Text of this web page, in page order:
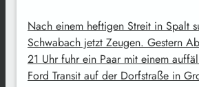
Nach einem heftigen Streit in Spalt
Schwabach jetzt Zeugen. Gestern
21 Uhr fuhr ein Paar mit einem
Ford Transit auf der Dorfstraße in